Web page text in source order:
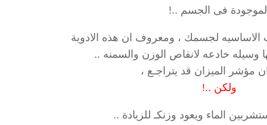
الموجودة فى الجسم ..!
الاساسيه لجسمك ، ومعروف ان هذه الادوية
وسيله خادعه لانقاص الوزن والسمنه ..
مؤشر الميزان قد يتراجـع ،
ولكن ..!
الماء ويعود وزنكـ للزيادة ..